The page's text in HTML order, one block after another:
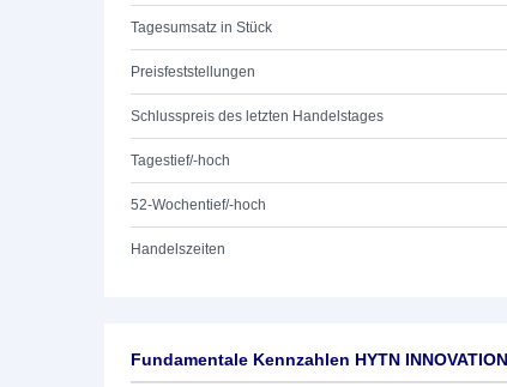
Tagesumsatz in Stück
Preisfeststellungen
Schlusspreis des letzten Handelstages
Tagestief/-hoch
52-Wochentief/-hoch
Handelszeiten
Fundamentale Kennzahlen HYTN